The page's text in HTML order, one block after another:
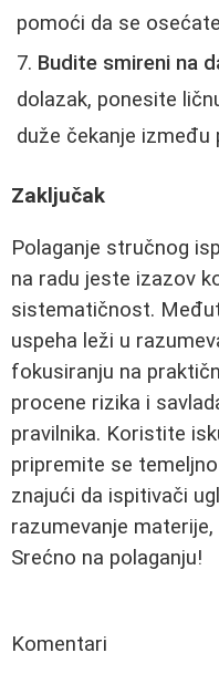
pomoći da se
Budite smireni na
dolazak, ponesite
duže čekanje
Zaključak
Polaganje stručnog
na radu jeste izazov
sistematičnost.
uspeha leži u
fokusiranju na
procene rizika i
pravilnika. Koristite
pripremite se
znajući da ispitivači
razumevanje
Srećno na polaganju!
Komentari